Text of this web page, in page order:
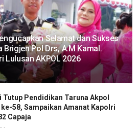
Selamat dan Sukses
Brigjen Pol Drs, A.M Kamal.
Lulusan AKPOL 2026
Tutup Pendidikan Taruna Akpol
58, Sampaikan Amanat Kapolri
Capaja